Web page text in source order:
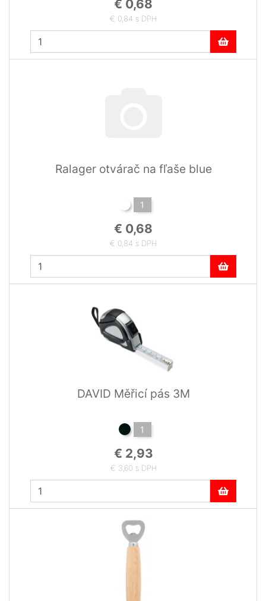
€ 0,68
€ 0,84 s DPH
Ralager otvárač na fľaše blue
1
€ 0,68
€ 0,84 s DPH
DAVID Měřicí pás 3M
1
€ 2,93
€ 3,60 s DPH